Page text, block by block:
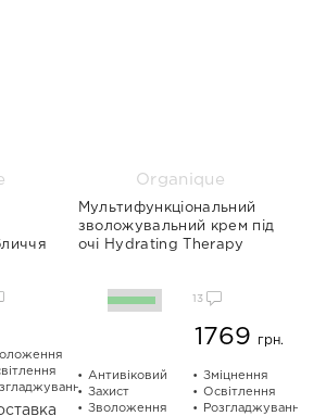
Organique
Мультифункціональний
зволожувальний крем під
очі Hydrating Therapy
13
1769 грн.
Антивіковий
Захист
Зволоження
Зміцнення
Освітлення
Розгладжування